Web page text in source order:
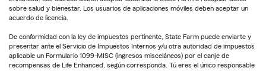
sobre salud y bienestar. Los usuarios de aplicaciones móviles deben aceptar un
acuerdo de licencia.
De conformidad con la ley de impuestos pertinente, State Farm puede enviarte y
presentar ante el Servicio de Impuestos Internos y/u otra autoridad de impuestos
aplicable un Formulario 1099-MISC (ingresos misceláneos) por el canje de
recompensas de Life Enhanced, según corresponda. Tú eres el único responsable